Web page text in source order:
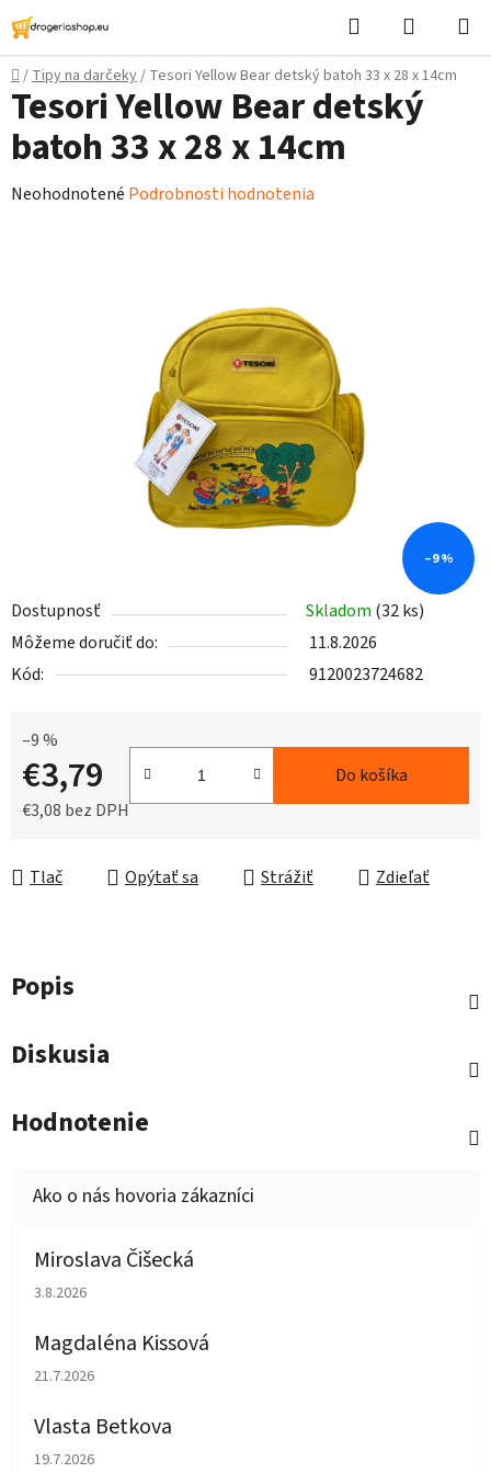
Prejsť
na
obsah
Hľadať
košík
Domov
/Tipy na darčeky/ Tesori Yellow Bear detský batoh 33 x 28 x 14cm
Dostupnosť Skladom (32 ks)
Môžeme doručiť do:
11.8.2026
Kód:
9120023724682
–9 %
€3,79
€3,08 bez DPH
Do košíka
Tlač Opýtať sa Strážiť Zdieľať
Tesori Yellow Bear detský
batoh 33 x 28 x 14cm
Priemerné
Neohodnotené Podrobnosti hodnotenia
–9 %
Popis
Diskusia
Hodnotenie
Miroslava Čišecká
Hodnotenie obchodu je 1 z 5 hviezdičiek.
3.8.2026
Magdaléna Kissová
Hodnotenie obchodu je 5 z 5 hviezdičiek.
21.7.2026
Vlasta Betkova
Hodnotenie obchodu je 5 z 5 hviezdičiek.
19.7.2026